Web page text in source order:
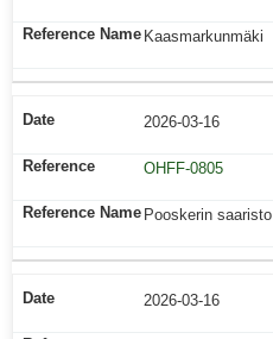
Kaasmarkunmäki
2026-03-16
OHFF-0805
Pooskerin saaristo
2026-03-16